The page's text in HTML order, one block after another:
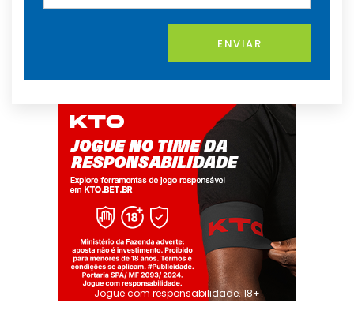
ENVIAR
Jogue com responsabilidade. 18+